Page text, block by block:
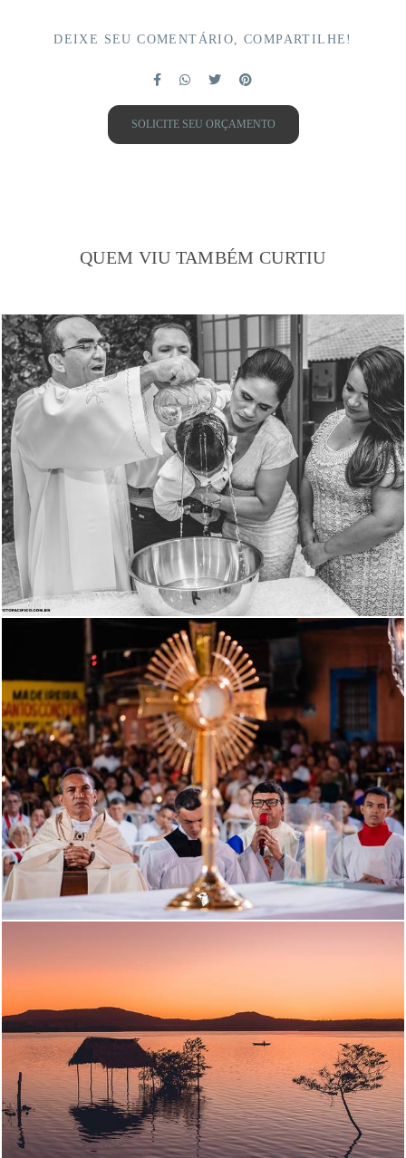
DEIXE SEU COMENTÁRIO, COMPARTILHE!
SOLICITE SEU ORÇAMENTO
QUEM VIU TAMBÉM CURTIU
2577 43
1194 35